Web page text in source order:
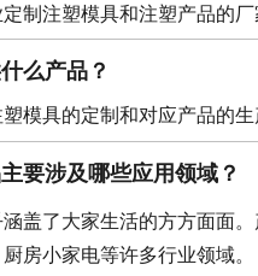
制注塑模具和注塑产品的
么产品？
模具的定制和对应产品的生
要涉及哪些应用领域？
盖了大家生活的方方面面
房小家电等许多行业领域。